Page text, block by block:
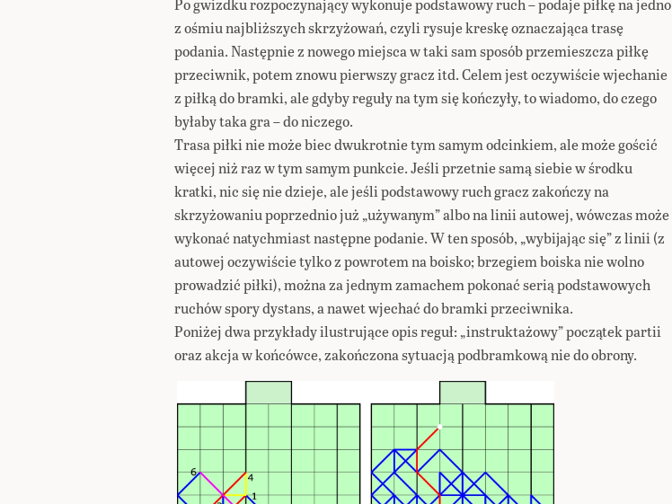
Po gwizdku rozpoczynający wykonuje podstawowy ruch – podaje piłkę na jedno
z ośmiu najbliższych skrzyżowań, czyli rysuje kreskę oznaczająca trasę
podania. Następnie z nowego miejsca w taki sam sposób przemieszcza piłkę
przeciwnik, potem znowu pierwszy gracz itd. Celem jest oczywiście wjechanie
z piłką do bramki, ale gdyby reguły na tym się kończyły, to wiadomo, do czego
byłaby taka gra – do niczego.
Trasa piłki nie może biec dwukrotnie tym samym odcinkiem, ale może gościć
więcej niż raz w tym samym punkcie. Jeśli przetnie samą siebie w środku
kratki, nic się nie dzieje, ale jeśli podstawowy ruch gracz zakończy na
skrzyżowaniu poprzednio już „używanym” albo na linii autowej, wówczas może
wykonać natychmiast następne podanie. W ten sposób, „wybijając się” z linii (z
autowej oczywiście tylko z powrotem na boisko; brzegiem boiska nie wolno
prowadzić piłki), można za jednym zamachem pokonać serią podstawowych
ruchów spory dystans, a nawet wjechać do bramki przeciwnika.
Poniżej dwa przykłady ilustrujące opis reguł: „instruktażowy” początek partii
oraz akcja w końcówce, zakończona sytuacją podbramkową nie do obrony.